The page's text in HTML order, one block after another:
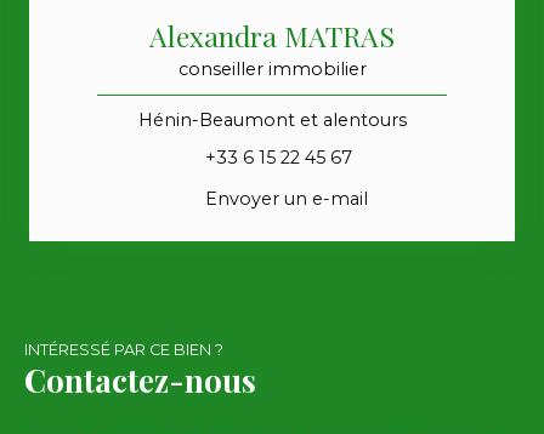
Alexandra MATRAS
conseiller immobilier
Hénin-Beaumont et alentours
+33 6 15 22 45 67
Envoyer un e-mail
INTÉRESSÉ PAR CE BIEN ?
Contactez-nous